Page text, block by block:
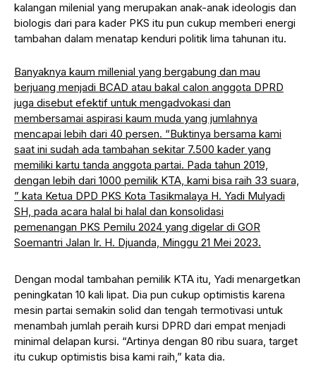
kalangan milenial yang merupakan anak-anak ideologis dan
biologis dari para kader PKS itu pun cukup memberi energi
tambahan dalam menatap kenduri politik lima tahunan itu.
Banyaknya kaum millenial yang bergabung dan mau
berjuang menjadi BCAD atau bakal calon anggota DPRD
juga disebut efektif untuk mengadvokasi dan
membersamai aspirasi kaum muda yang jumlahnya
mencapai lebih dari 40 persen. “Buktinya bersama kami
saat ini sudah ada tambahan sekitar 7.500 kader yang
memiliki kartu tanda anggota partai. Pada tahun 2019,
dengan lebih dari 1000 pemilik KTA, kami bisa raih 33 suara,
” kata Ketua DPD PKS Kota Tasikmalaya H. Yadi Mulyadi
SH, pada acara halal bi halal dan konsolidasi
pemenangan PKS Pemilu 2024 yang digelar di GOR
Soemantri Jalan Ir. H. Djuanda, Minggu 21 Mei 2023.
Dengan modal tambahan pemilik KTA itu, Yadi menargetkan
peningkatan 10 kali lipat. Dia pun cukup optimistis karena
mesin partai semakin solid dan tengah termotivasi untuk
menambah jumlah peraih kursi DPRD dari empat menjadi
minimal delapan kursi. “Artinya dengan 80 ribu suara, target
itu cukup optimistis bisa kami raih,” kata dia.